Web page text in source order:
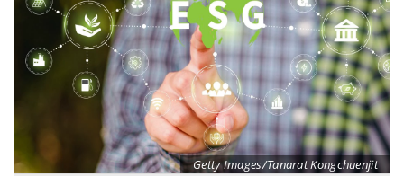
Getty Images/Tanarat Kongchuenjit